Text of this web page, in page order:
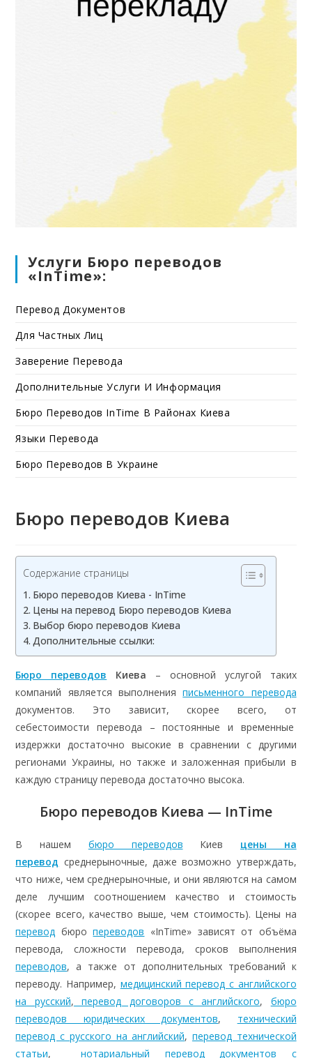
Услуги Бюро переводов
«InTime»:
Перевод Документов
Для Частных Лиц
Заверение Перевода
Дополнительные Услуги И Информация
Бюро Переводов InTime В Районах Киева
Языки Перевода
Бюро Переводов В Украине
Бюро переводов Киева
Содержание страницы
Бюро переводов Киева - InTime
Цены на перевод Бюро переводов Киева
Выбор бюро переводов Киева
Дополнительные ссылки:
Бюро переводов Киева – основной услугой таких
компаний является выполненияписьменного перевода
документов. Это зависит, скорее всего, от
себестоимости перевода – постоянные и временные
издержки достаточно высокие в сравнении с другими
регионами Украины, но также и заложенная прибыли в
каждую страницу перевода достаточно высока.
Бюро переводов Киева — InTime
В нашем бюро переводов Киев цены на
перевод среднерыночные, даже возможно утверждать,
что ниже, чем среднерыночные, и они являются на самом
деле лучшим соотношением качество и стоимость
(скорее всего, качество выше, чем стоимость). Цены на
перевод бюропереводов «InTime» зависят от объёма
перевода, сложности перевода, сроков выполнения
переводов, а также от дополнительных требований к
переводу. Например, медицинский перевод с английского
на русский, перевод договоров с английского, бюро
переводов юридических документов, технический
перевод с русского на английский, перевод технической
статьи,нотариальный перевод документов с